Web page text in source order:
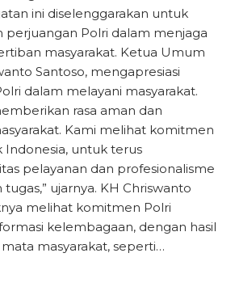
ini diselenggarakan untuk
perjuangan Polri dalam menjaga
masyarakat. Ketua Umum
Santoso, mengapresiasi
dalam melayani masyarakat.
rasa aman dan
Kami melihat komitmen
Indonesia, untuk terus
pelayanan dan profesionalisme
ujarnya. KH Chriswanto
melihat komitmen Polri
kelembagaan, dengan hasil
masyarakat, seperti…